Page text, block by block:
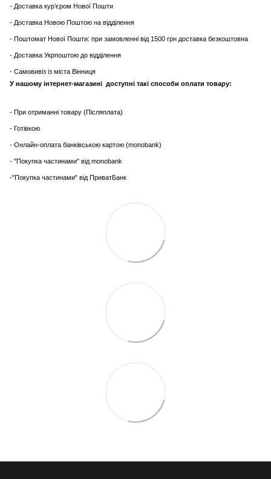
- Доставка кур’єром Нової Пошти
- Доставка Новою Поштою на відділення
- Поштомат Нової Пошти: при замовленні від 1500 грн доставка безкоштовна
- Доставка Укрпоштою до відділення
- Самовивіз із міста Вінниця
У нашому інтернет-магазині доступні такі способи оплати товару:
- При отриманні товару (Післяплата)
- Готівкою
- Онлайн-оплата банківською картою (monobank)
- "Покупка частинами" від monobank
-"Покупка частинами" від ПриватБанк